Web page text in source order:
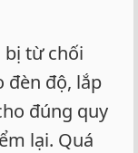
bị từ chối
đèn độ, lắp
đúng quy
lại. Quá